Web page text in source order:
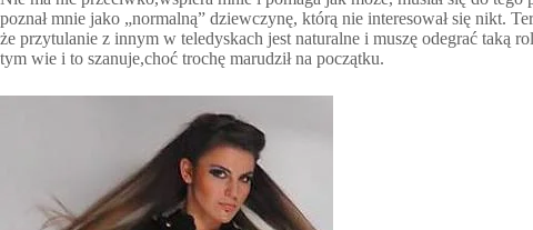
poznał mnie jako „normalną” dziewczynę, którą nie interesował się nikt.
że przytulanie z innym w teledyskach jest naturalne i muszę odegrać taką
tym wie i to szanuje,choć trochę marudził na początku.